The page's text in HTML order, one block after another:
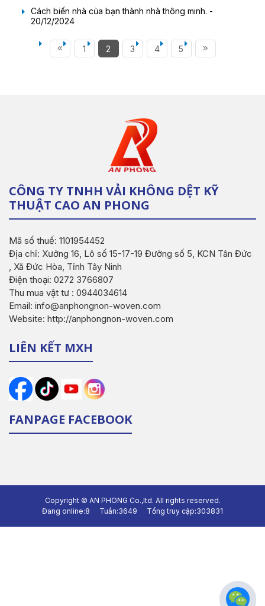
Cách biến nhà của bạn thành nhà thông minh. -
20/12/2024
1 2 3 4 5
CÔNG TY TNHH VẢI KHÔNG DỆT KỸ
THUẬT CAO AN PHONG
Mã số thuế: 1101954452
Địa chỉ: Xưởng 16, Lô số 15-17-19 Đường số 5, KCN Tân Đức
, Xã Đức Hòa, Tỉnh Tây Ninh
Điện thoại: 0272 3766807
Thu mua vật tư : 0944034614
Email: info@anphongnon-woven.com
Website: http://anphongnon-woven.com
LIÊN KẾT MXH
FANPAGE FACEBOOK
Copyright © AN PHONG Co.,ltd. All rights reserved.
Đang online:8 Tuần:3649 Tổng truy cập:303831